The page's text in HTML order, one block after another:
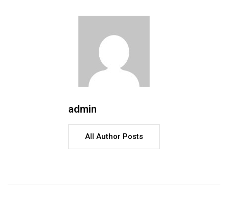
admin
All Author Posts